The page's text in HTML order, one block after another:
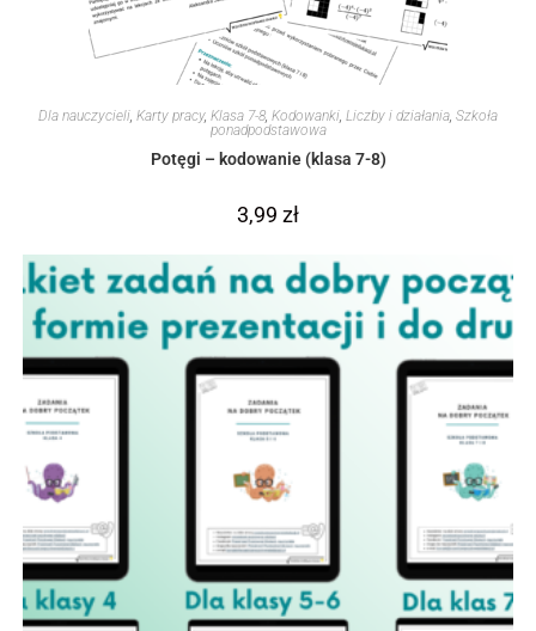
Dla nauczycieli, Karty pracy, Klasa 7-8, Kodowanki, Liczby i działania, Szkoła
ponadpodstawowa
Potęgi – kodowanie (klasa 7-8)
3,99 zł